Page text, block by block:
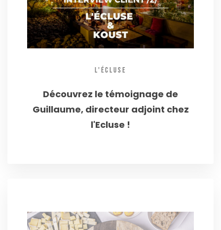
L'ÉCLUSE
Découvrez le témoignage de
Guillaume, directeur adjoint chez
l'Ecluse !